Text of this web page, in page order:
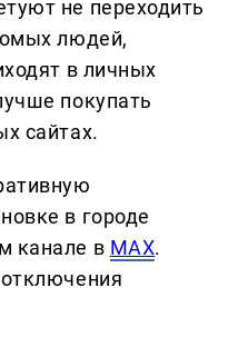
не переходить
людей,
в личных
покупать
сайтах.
в городе
канале в MAX.